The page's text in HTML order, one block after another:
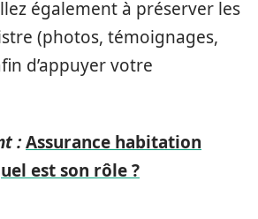
également à préserver les
(photos, témoignages,
d’appuyer votre
:Assurance habitation
est son rôle ?